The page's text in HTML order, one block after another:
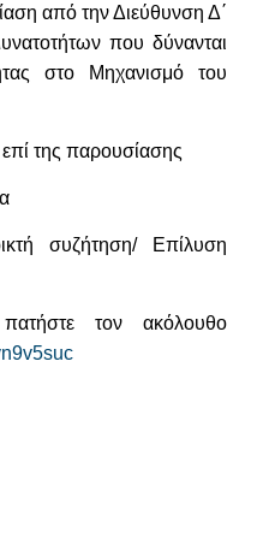
από την Διεύθυνση Δ΄
που δύνανται
στο Μηχανισμό του
της παρουσίασης
συζήτηση/ Επίλυση
τον ακόλουθο